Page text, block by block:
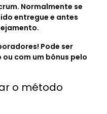
Normalmente se
entregue e antes
Pode ser
com um bônus pelo
o método